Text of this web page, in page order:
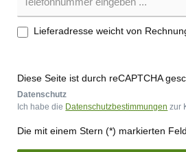
Lieferadresse weicht von
Diese Seite ist durch reCAPTCHA
Datenschutz
Ich habe die Datenschutzbestimmungen zur
Die mit einem Stern (*) markierten